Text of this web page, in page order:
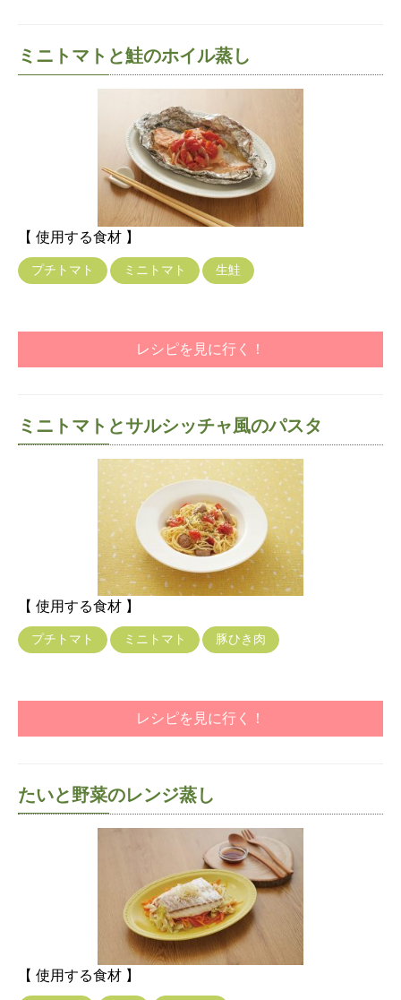
ミニトマトと鮭のホイル蒸し
【 使用する食材 】
プチトマト ミニトマト 生鮭
レシピを見に行く！
ミニトマトとサルシッチャ風のパスタ
【 使用する食材 】
プチトマト ミニトマト 豚ひき肉
レシピを見に行く！
たいと野菜のレンジ蒸し
【 使用する食材 】